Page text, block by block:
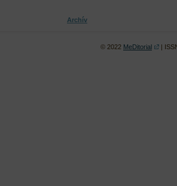
Archív
© 2022 MeDitorial |